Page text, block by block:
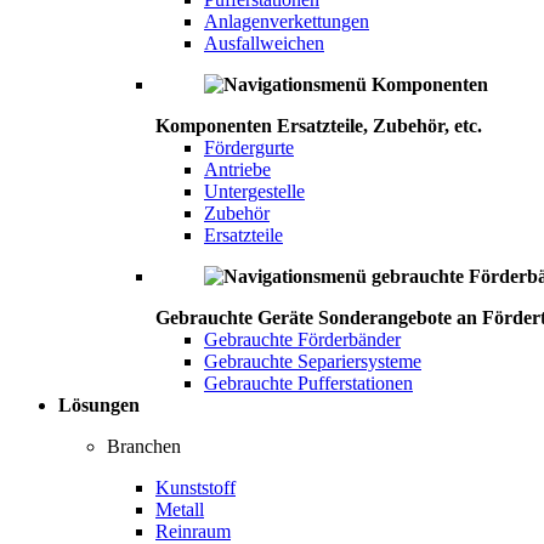
Anlagenverkettungen
Ausfallweichen
Komponenten Ersatzteile, Zubehör, etc.
Fördergurte
Antriebe
Untergestelle
Zubehör
Ersatzteile
Gebrauchte Geräte Sonderangebote an
Gebrauchte Förderbänder
Gebrauchte Separiersysteme
Gebrauchte Pufferstationen
Lösungen
Branchen
Kunststoff
Metall
Reinraum